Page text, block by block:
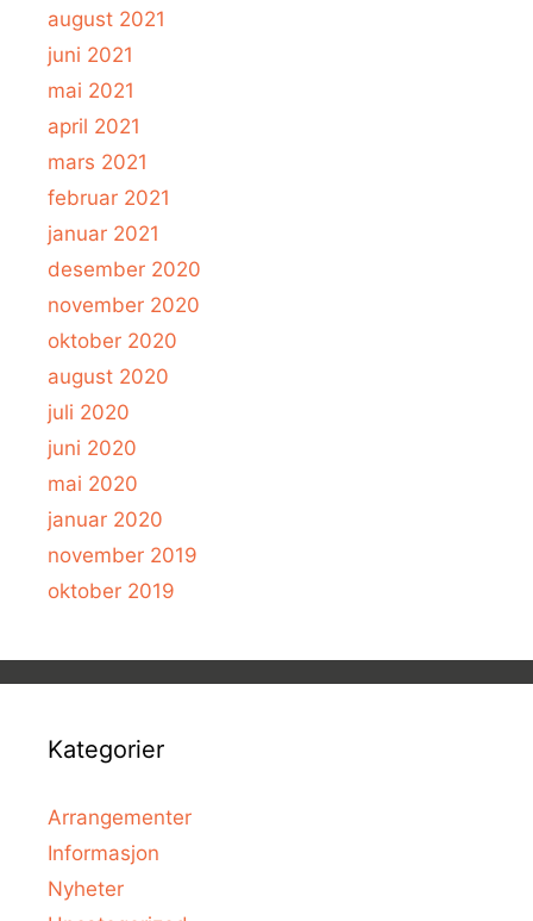
august 2021
juni 2021
mai 2021
april 2021
mars 2021
februar 2021
januar 2021
desember 2020
november 2020
oktober 2020
august 2020
juli 2020
juni 2020
mai 2020
januar 2020
november 2019
oktober 2019
Kategorier
Arrangementer
Informasjon
Nyheter